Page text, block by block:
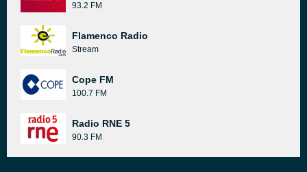
93.2 FM
Flamenco Radio
Stream
Cope FM
100.7 FM
Radio RNE 5
90.3 FM